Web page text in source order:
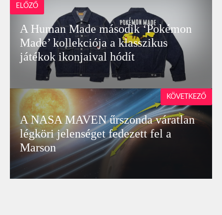
ELŐZŐ
A Human Made második ‘Pokémon
Made’ kollekciója a klasszikus
játékok ikonjaival hódít
A NASA MAVEN űrszonda váratlan
légköri jelenséget fedezett fel a
Marson
KÖVETKEZŐ